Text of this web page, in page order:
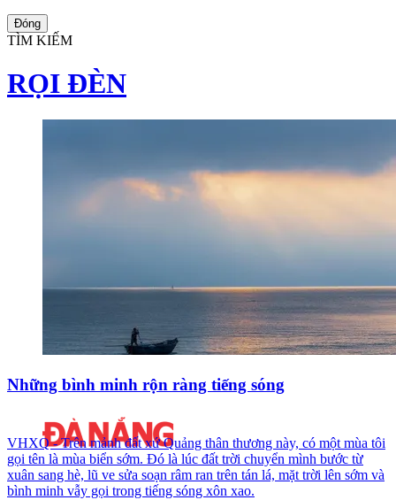
Đóng
TÌM KIẾM
RỌI ĐÈN
Những bình minh rộn ràng tiếng sóng
VHXQ - Trên mảnh đất xứ Quảng thân thương này, có một mùa tôi
gọi tên là mùa biển sớm. Đó là lúc đất trời chuyển mình bước từ
xuân sang hè, lũ ve sửa soạn râm ran trên tán lá, mặt trời lên sớm và
bình minh vẫy gọi trong tiếng sóng xôn xao.